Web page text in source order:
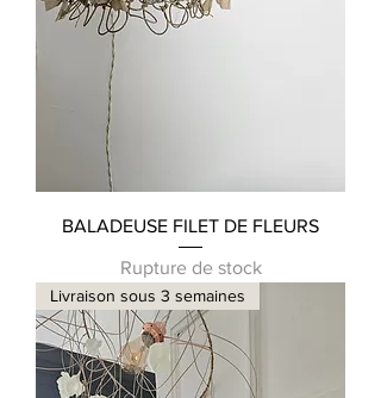
BALADEUSE FILET DE FLEURS
Rupture de stock
Livraison sous 3 semaines